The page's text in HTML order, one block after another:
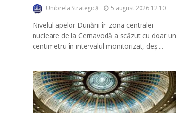
Umbrela Strategică 5 august 2026 12:10
Nivelul apelor Dunării în zona centralei
nucleare de la Cernavodă a scăzut cu doar un
centimetru în intervalul monitorizat, deși...